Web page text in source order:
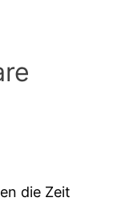
die Zeit